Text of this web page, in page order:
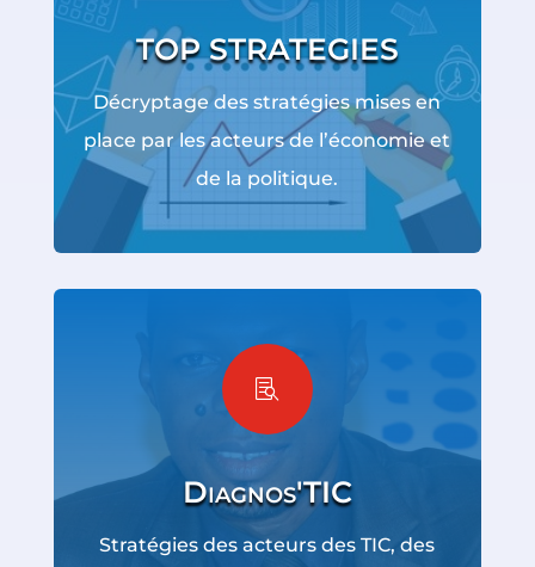
TOP STRATEGIES
Décryptage des stratégies mises en
place par les acteurs de l’économie et
de la politique.

Diagnos'TIC
Stratégies des acteurs des TIC, des